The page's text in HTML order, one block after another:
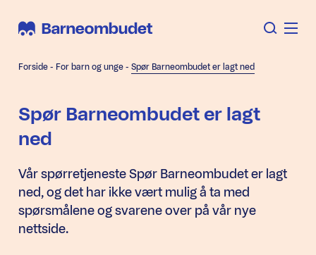
Forside - For barn og unge - Spør Barneombudet er lagt ned
Spør Barneombudet er lagt
ned
Vår spørretjeneste Spør Barneombudet er lagt
ned, og det har ikke vært mulig å ta med
spørsmålene og svarene over på vår nye
nettside.